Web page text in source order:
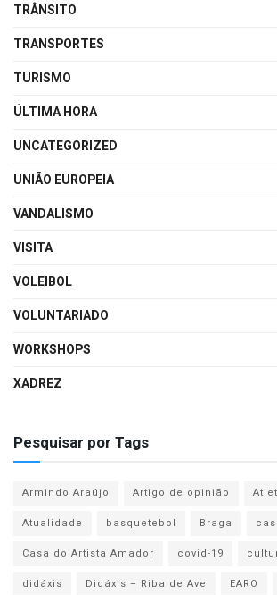
TRÂNSITO
TRANSPORTES
TURISMO
ÚLTIMA HORA
UNCATEGORIZED
UNIÃO EUROPEIA
VANDALISMO
VISITA
VOLEIBOL
VOLUNTARIADO
WORKSHOPS
XADREZ
Pesquisar por Tags
Armindo Araújo Artigo de opinião
Atualidade
basquetebol Braga
Casa do Artista Amador
covid-19
didáxis
Didáxis – Riba de Ave EARO